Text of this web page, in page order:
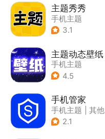
主题秀秀
手机主题
3.1
主题动态壁纸
手机主题
4.5
手机管家
手机主题
其他
2.1